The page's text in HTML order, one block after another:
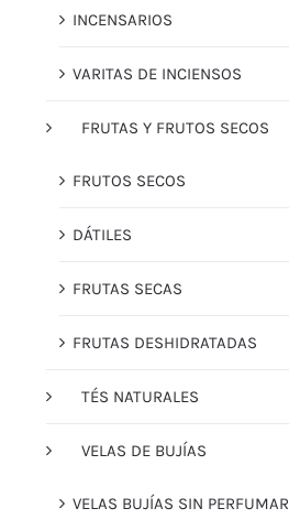
INCENSARIOS
VARITAS DE INCIENSOS
FRUTAS Y FRUTOS SECOS
FRUTOS SECOS
DÁTILES
FRUTAS SECAS
FRUTAS DESHIDRATADAS
TÉS NATURALES
VELAS DE BUJÍAS
VELAS BUJÍAS SIN PERFUMAR